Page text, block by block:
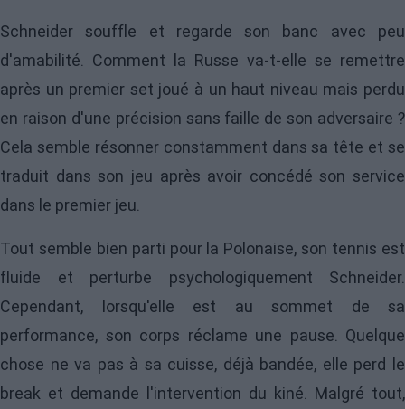
Schneider souffle et regarde son banc avec peu
d'amabilité. Comment la Russe va-t-elle se remettre
après un premier set joué à un haut niveau mais perdu
en raison d'une précision sans faille de son adversaire ?
Cela semble résonner constamment dans sa tête et se
traduit dans son jeu après avoir concédé son service
dans le premier jeu.
Tout semble bien parti pour la Polonaise, son tennis est
fluide et perturbe psychologiquement Schneider.
Cependant, lorsqu'elle est au sommet de sa
performance, son corps réclame une pause. Quelque
chose ne va pas à sa cuisse, déjà bandée, elle perd le
break et demande l'intervention du kiné. Malgré tout,